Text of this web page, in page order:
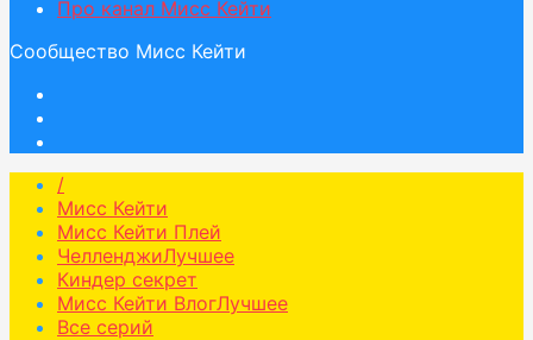
Про канал Мисс Кейти
Сообщество Мисс Кейти
/
Мисс Кейти
Мисс Кейти Плей
ЧелленджиЛучшее
Киндер секрет
Мисс Кейти ВлогЛучшее
Все серий